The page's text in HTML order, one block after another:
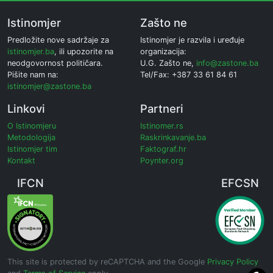
Istinomjer
Predložite nove sadržaje za
istinomjer.ba, ili upozorite na
neodgovornost političara.
Pišite nam na:
istinomjer@zastone.ba
Zašto ne
Istinomjer je razvila i uređuje
organizacija:
U.G. Zašto ne, info@zastone.ba
Tel/Fax: +387 33 61 84 61
Linkovi
O Istinomjeru
Metodologija
Istinomjer tim
Kontakt
Partneri
Istinomer.rs
Raskrinkavanje.ba
Faktograf.hr
Poynter.org
IFCN EFCSN
This site is protected by reCAPTCHA and the Google Privacy Policy